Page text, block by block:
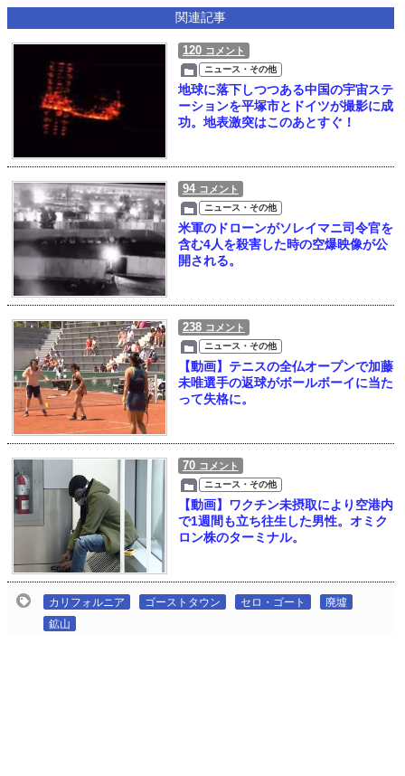
関連記事
120 コメント
ニュース・その他
地球に落下しつつある中国の宇宙ステ
ーションを平塚市とドイツが撮影に成
功。地表激突はこのあとすぐ！
94 コメント
ニュース・その他
米軍のドローンがソレイマニ司令官を
含む4人を殺害した時の空爆映像が公
開される。
238 コメント
ニュース・その他
【動画】テニスの全仏オープンで加藤
未唯選手の返球がボールボーイに当た
って失格に。
70 コメント
ニュース・その他
【動画】ワクチン未摂取により空港内
で1週間も立ち往生した男性。オミク
ロン株のターミナル。
カリフォルニア ゴーストタウン セロ・ゴート
廃墟
鉱山